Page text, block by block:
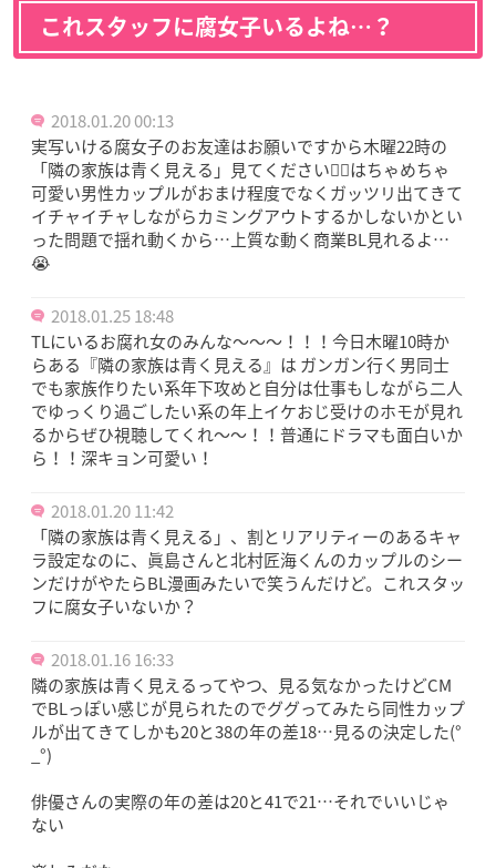
これスタッフに腐女子いるよね…？
2018.01.20 00:13
実写いける腐女子のお友達はお願いですから木曜22時の
「隣の家族は青く見える」見てください🙇‍♀️はちゃめちゃ
可愛い男性カップルがおまけ程度でなくガッツリ出てきて
イチャイチャしながらカミングアウトするかしないかとい
った問題で揺れ動くから…上質な動く商業BL見れるよ…
😭
2018.01.25 18:48
TLにいるお腐れ女のみんな〜〜〜！！！今日木曜10時か
らある『隣の家族は青く見える』は ガンガン行く男同士
でも家族作りたい系年下攻めと自分は仕事もしながら二人
でゆっくり過ごしたい系の年上イケおじ受けのホモが見れ
るからぜひ視聴してくれ〜〜！！普通にドラマも面白いか
ら！！深キョン可愛い！
2018.01.20 11:42
「隣の家族は青く見える」、割とリアリティーのあるキャ
ラ設定なのに、眞島さんと北村匠海くんのカップルのシー
ンだけがやたらBL漫画みたいで笑うんだけど。これスタッ
フに腐女子いないか？
2018.01.16 16:33
隣の家族は青く見えるってやつ、見る気なかったけどCM
でBLっぽい感じが見られたのでググってみたら同性カップ
ルが出てきてしかも20と38の年の差18…見るの決定した(°
_°)
俳優さんの実際の年の差は20と41で21…それでいいじゃ
ない